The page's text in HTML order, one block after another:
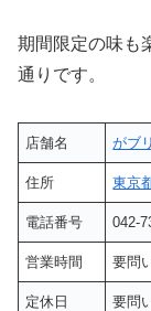
期間限定の味も
通りです。
店舗名 がブ
住所 東京
電話番号 042-
営業時間 要問
定休日 要問